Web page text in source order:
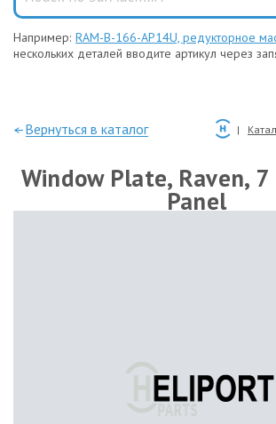
Например: RAM-B-166-AP14U, редукторное
нескольких деталей вводите артикул через
—Вернуться в каталог
Window Plate, Raven,
Panel